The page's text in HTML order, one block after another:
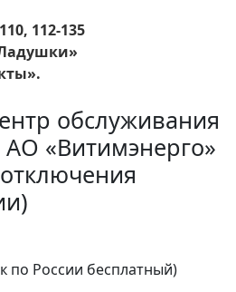
112-135
обслуживания
АО «Витимэнерго»
по России бесплатный)